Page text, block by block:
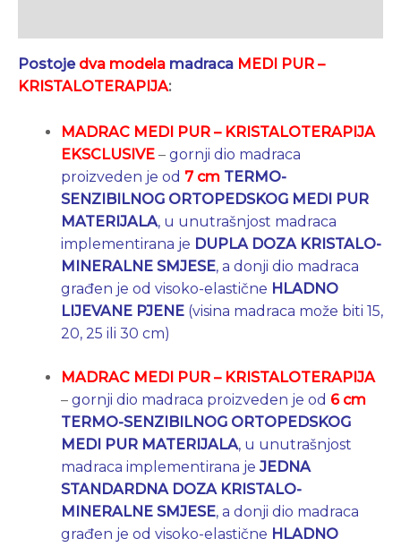
Postoje dva modela madraca MEDI PUR –
KRISTALOTERAPIJA:
MADRAC MEDI PUR – KRISTALOTERAPIJA
EKSCLUSIVE – gornji dio madraca
proizveden je od 7 cm TERMO-
SENZIBILNOG ORTOPEDSKOG MEDI PUR
MATERIJALA, u unutrašnjost madraca
implementirana je DUPLA DOZA KRISTALO-
MINERALNE SMJESE, a donji dio madraca
građen je od visoko-elastične HLADNO
LIJEVANE PJENE (visina madraca može biti 15,
20, 25 ili 30 cm)
MADRAC MEDI PUR – KRISTALOTERAPIJA
– gornji dio madraca proizveden je od 6 cm
TERMO-SENZIBILNOG ORTOPEDSKOG
MEDI PUR MATERIJALA, u unutrašnjost
madraca implementirana je JEDNA
STANDARDNA DOZA KRISTALO-
MINERALNE SMJESE, a donji dio madraca
građen je od visoko-elastične HLADNO